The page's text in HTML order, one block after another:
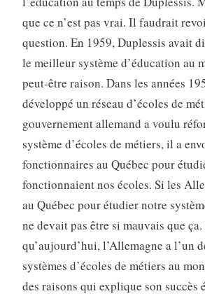
que ce n’est pas vrai. Il faudrait
question. En 1959, Duplessis avait
le meilleur système d’éducation au
peut-être raison. Dans les années
développé un réseau d’écoles de
gouvernement allemand a voulu
système d’écoles de métiers, il a
fonctionnaires au Québec pour
fonctionnaient nos écoles. Si les
au Québec pour étudier notre
ne devait pas être si mauvais que
qu’aujourd’hui, l’Allemagne a l’un
systèmes d’écoles de métiers au
des raisons qui explique son succès